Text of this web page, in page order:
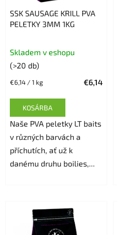
SSK SAUSAGE KRILL PVA
PELETKY 3MM 1KG
Skladem v eshopu
(>20 db)
€6,14
Egységár:
€6,14 / 1 kg
KOSÁRBA
Naše PVA peletky LT baits
v různých barvách a
příchutích, ať už k
danému druhu boilies,...